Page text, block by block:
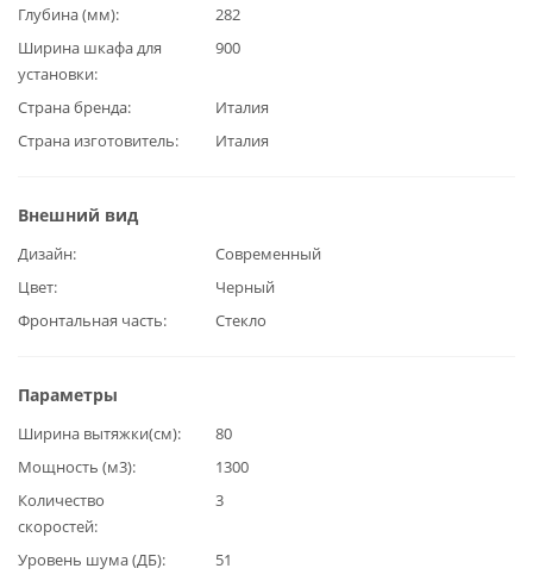
Глубина (мм)
282
Ширина шкафа для
установки
900
Страна бренда
Италия
Страна изготовитель
Италия
Внешний вид
Дизайн
Современный
Цвет
Черный
Фронтальная часть
Стекло
Параметры
Ширина вытяжки(см)
80
Мощность (м3)
1300
Количество
скоростей
3
Уровень шума (ДБ)
51